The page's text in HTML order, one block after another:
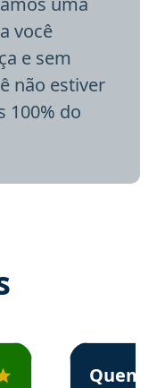
você
e sem
não estiver
100% do
Concursos em
Estudante
Quem